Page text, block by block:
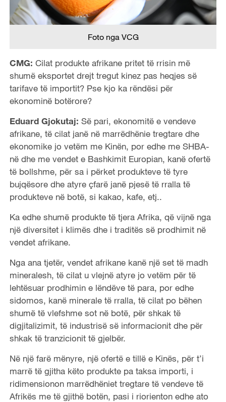
Foto nga VCG
CMG: Cilat produkte afrikane pritet të rrisin më
shumë eksportet drejt tregut kinez pas heqjes së
tarifave të importit? Pse kjo ka rëndësi për
ekonominë botërore?
Eduard Gjokutaj: Së pari, ekonomitë e vendeve
afrikane, të cilat janë në marrëdhënie tregtare dhe
ekonomike jo vetëm me Kinën, por edhe me SHBA-
në dhe me vendet e Bashkimit Europian, kanë ofertë
të bollshme, për sa i përket produkteve të tyre
bujqësore dhe atyre çfarë janë pjesë të rralla të
produkteve në botë, si kakao, kafe, etj..
Ka edhe shumë produkte të tjera Afrika, që vijnë nga
një diversitet i klimës dhe i traditës së prodhimit në
vendet afrikane.
Nga ana tjetër, vendet afrikane kanë një set të madh
mineralesh, të cilat u vlejnë atyre jo vetëm për të
lehtësuar prodhimin e lëndëve të para, por edhe
sidomos, kanë minerale të rralla, të cilat po bëhen
shumë të vlefshme sot në botë, për shkak të
digjitalizimit, të industrisë së informacionit dhe për
shkak të tranzicionit të gjelbër.
Në një farë mënyre, një ofertë e tillë e Kinës, për t’i
marrë të gjitha këto produkte pa taksa importi, i
ridimensionon marrëdhëniet tregtare të vendeve të
Afrikës me të gjithë botën, pasi i riorienton edhe ato